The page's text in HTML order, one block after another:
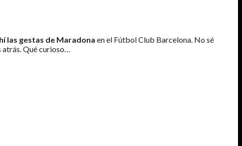
las gestas de Maradona en el Fútbol Club Barcelona. No sé
atrás. Qué curioso…